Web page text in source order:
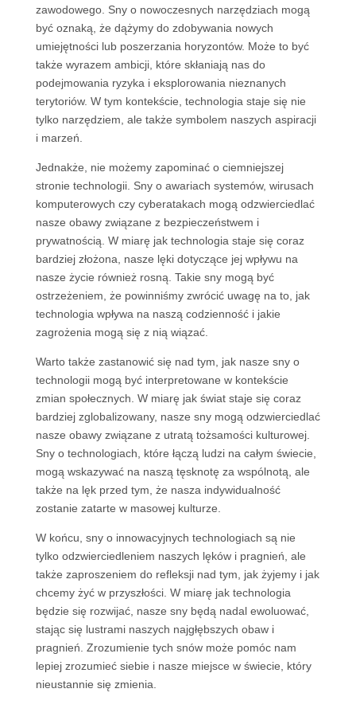
zawodowego. Sny o nowoczesnych narzędziach mogą
być oznaką, że dążymy do zdobywania nowych
umiejętności lub poszerzania horyzontów. Może to być
także wyrazem ambicji, które skłaniają nas do
podejmowania ryzyka i eksplorowania nieznanych
terytoriów. W tym kontekście, technologia staje się nie
tylko narzędziem, ale także symbolem naszych aspiracji
i marzeń.
Jednakże, nie możemy zapominać o ciemniejszej
stronie technologii. Sny o awariach systemów, wirusach
komputerowych czy cyberatakach mogą odzwierciedlać
nasze obawy związane z bezpieczeństwem i
prywatnością. W miarę jak technologia staje się coraz
bardziej złożona, nasze lęki dotyczące jej wpływu na
nasze życie również rosną. Takie sny mogą być
ostrzeżeniem, że powinniśmy zwrócić uwagę na to, jak
technologia wpływa na naszą codzienność i jakie
zagrożenia mogą się z nią wiązać.
Warto także zastanowić się nad tym, jak nasze sny o
technologii mogą być interpretowane w kontekście
zmian społecznych. W miarę jak świat staje się coraz
bardziej zglobalizowany, nasze sny mogą odzwierciedlać
nasze obawy związane z utratą tożsamości kulturowej.
Sny o technologiach, które łączą ludzi na całym świecie,
mogą wskazywać na naszą tęsknotę za wspólnotą, ale
także na lęk przed tym, że nasza indywidualność
zostanie zatarte w masowej kulturze.
W końcu, sny o innowacyjnych technologiach są nie
tylko odzwierciedleniem naszych lęków i pragnień, ale
także zaproszeniem do refleksji nad tym, jak żyjemy i jak
chcemy żyć w przyszłości. W miarę jak technologia
będzie się rozwijać, nasze sny będą nadal ewoluować,
stając się lustrami naszych najgłębszych obaw i
pragnień. Zrozumienie tych snów może pomóc nam
lepiej zrozumieć siebie i nasze miejsce w świecie, który
nieustannie się zmienia.